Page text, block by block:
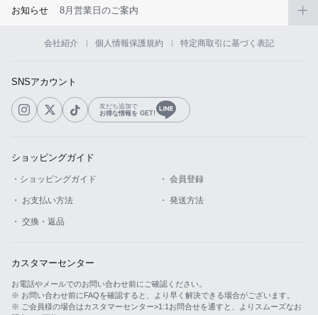
お知らせ 8月営業日のご案内
会社紹介 個人情報保護規約 特定商取引に基づく表記
SNSアカウント
友だち追加で
お得な情報を GET!
ショッピングガイド
・ショッピングガイド ・ 会員登録
・ お支払い方法 ・ 発送方法
・ 交換・返品
カスタマーセンター
お電話やメールでのお問い合わせ前にご確認ください。
※ お問い合わせ前にFAQを確認すると、より早く解決できる場合がございます。
※ ご会員様の場合はカスタマーセンター>1:1お問合せを通すと、よりスムーズなお